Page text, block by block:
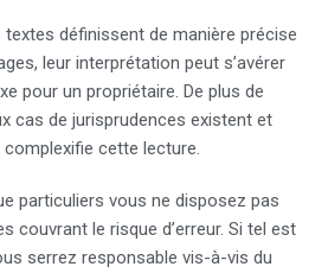
textes définissent de manière précise
leur interprétation peut s’avérer
pour un propriétaire. De plus de
cas de jurisprudences existent et
complexifie cette lecture.
particuliers vous ne disposez pas
couvrant le risque d’erreur. Si tel est
serrez responsable vis-à-vis du